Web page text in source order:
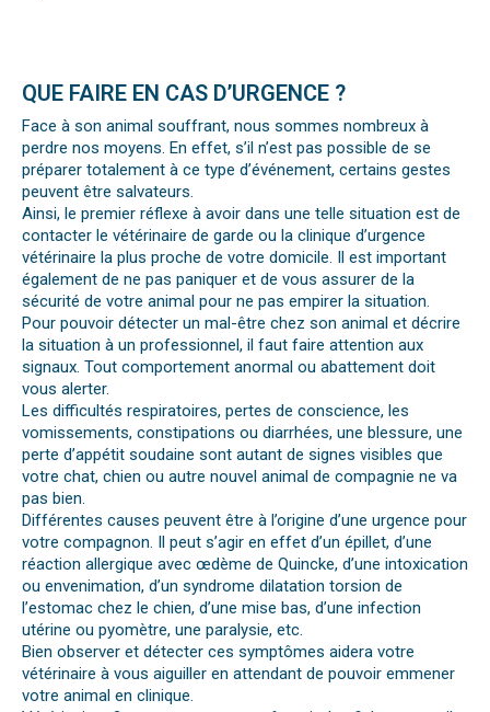
QUE FAIRE EN CAS D’URGENCE ?
Face à son animal souffrant, nous sommes nombreux à
perdre nos moyens. En effet, s’il n’est pas possible de se
préparer totalement à ce type d’événement, certains gestes
peuvent être salvateurs.
Ainsi, le premier réflexe à avoir dans une telle situation est de
contacter le vétérinaire de garde ou la clinique d’urgence
vétérinaire la plus proche de votre domicile. Il est important
également de ne pas paniquer et de vous assurer de la
sécurité de votre animal pour ne pas empirer la situation.
Pour pouvoir détecter un mal-être chez son animal et décrire
la situation à un professionnel, il faut faire attention aux
signaux. Tout comportement anormal ou abattement doit
vous alerter.
Les difficultés respiratoires, pertes de conscience, les
vomissements, constipations ou diarrhées, une blessure, une
perte d’appétit soudaine sont autant de signes visibles que
votre chat, chien ou autre nouvel animal de compagnie ne va
pas bien.
Différentes causes peuvent être à l’origine d’une urgence pour
votre compagnon. Il peut s’agir en effet d’un épillet, d’une
réaction allergique avec œdème de Quincke, d’une intoxication
ou envenimation, d’un syndrome dilatation torsion de
l’estomac chez le chien, d’une mise bas, d’une infection
utérine ou pyomètre, une paralysie, etc.
Bien observer et détecter ces symptômes aidera votre
vétérinaire à vous aiguiller en attendant de pouvoir emmener
votre animal en clinique.